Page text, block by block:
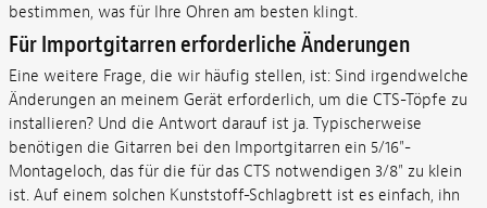
bestimmen, was für Ihre Ohren am besten klingt.
Für Importgitarren erforderliche Änderungen
Eine weitere Frage, die wir häufig stellen, ist: Sind irgendwelche
Änderungen an meinem Gerät erforderlich, um die CTS-Töpfe zu
installieren? Und die Antwort darauf ist ja. Typischerweise
benötigen die Gitarren bei den Importgitarren ein 5/16"-
Montageloch, das für die für das CTS notwendigen 3/8" zu klein
ist. Auf einem solchen Kunststoff-Schlagbrett ist es einfach, ihn